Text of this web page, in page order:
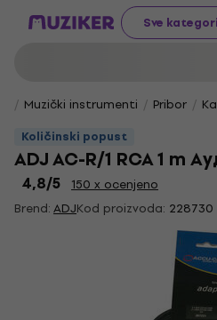
Sve
Muzički instrumenti Pribor
Količinski popust
ADJ AC-R/1 RCA 1 m
4,8/5
150 x ocenjeno
Brend:ADJKod proizvoda: 228730